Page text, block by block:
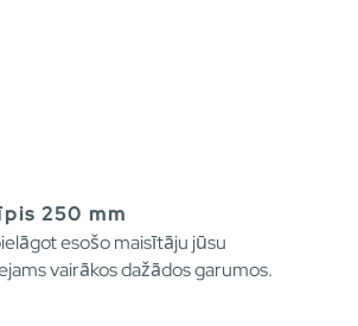
250 mm
esošo maisītāju jūsu
vairākos dažādos garumos.